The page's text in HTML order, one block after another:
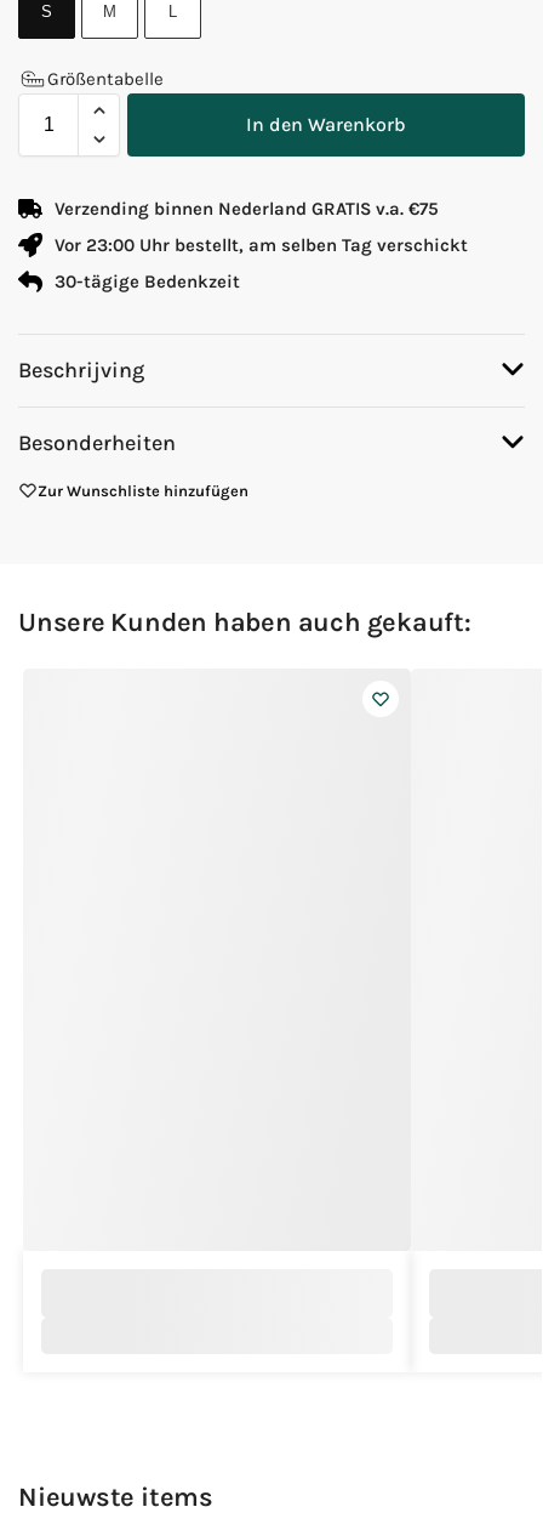
S M
Größentabelle
In den Warenkorb
Verzending binnen Nederland GRATIS v.a. €75
Vor 23:00 Uhr bestellt, am selben Tag verschickt
30-tägige Bedenkzeit
Beschrijving
Besonderheiten
Zur Wunschliste hinzufügen
Unsere Kunden haben auch gekauft:
Nieuwste items